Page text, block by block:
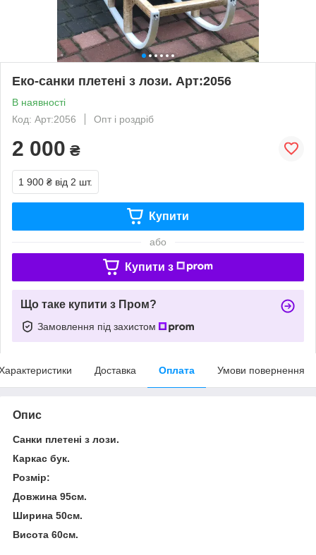
Еко-санки плетені з лози. Арт:2056
В наявності
Код: Арт:2056
Опт і роздріб
2 000 ₴
1 900 ₴ від 2 шт.
Купити
або
Купити з
Що таке купити з Пром?
Замовлення під захистом
Доставка Оплата Умови повернення
Опис
Санки плетені з лози.
Каркас бук.
Розмір:
Довжина 95см.
Ширина 50см.
Висота 60см.